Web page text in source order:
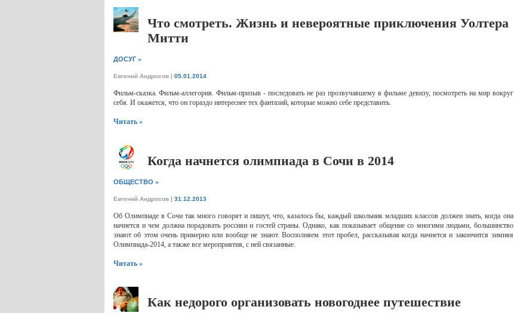
Что смотреть. Жизнь и невероятные приключения Уолтера
Митти
ДОСУГ»
Евгений Андросов| 05.01.2014
Фильм-сказка. Фильм-аллегория. Фильм-призыв - последовать не раз прозвучавшему в фильме девизу, посмотреть на мир вокруг
себя. И окажется, что он гораздо интереснее тех фантазий, которые можно себе представить.
Читать »
Когда начнется олимпиада в Сочи в 2014
ОБЩЕСТВО »
Евгений Андросов| 31.12.2013
Об Олимпиаде в Сочи так много говорят и пишут, что, казалось бы, каждый школьник младших классов должен знать, когда она
начнется и чем должна порадовать россиян и гостей страны. Однако, как показывает общение со многими людьми, большинство
знают об этом очень примерно или вообще не знают. Восполняем этот пробел, рассказывая когда начнется и закончится зимняя
Олимпиада-2014, а также все мероприятия, с ней связанные.
Читать »
Как недорого организовать новогоднее путешествие